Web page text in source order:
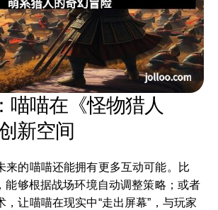
喵喵在《怪物猎人
新空间
来的喵喵还能拥有更多互动可能。比
能够根据战场环境自动调整策略；或者
，让喵喵在现实中“走出屏幕”，与玩家